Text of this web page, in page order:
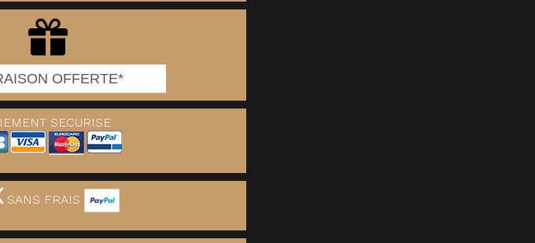
OFFERTE*
SECURISE
SANS FRAIS